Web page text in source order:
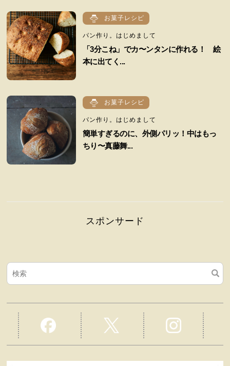
お菓子レシピ
パン作り。はじめまして
「3分こね」でカ〜ンタンに作れる！ 絵
本に出てく...
お菓子レシピ
パン作り。はじめまして
簡単すぎるのに、外側パリッ！中はもっ
ちり〜真藤舞...
スポンサード